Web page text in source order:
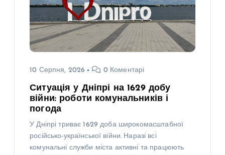
10 Серпня, 2026 0 Коментарі
Ситуація у Дніпрі на 1629 добу
війни: роботи комунальників і
погода
У Дніпрі триває 1629 доба широкомасштабної
російсько-української війни. Наразі всі
комунальні служби міста активні та працюють